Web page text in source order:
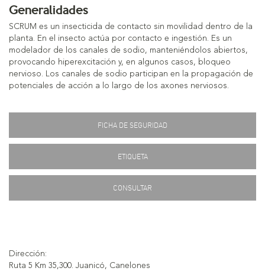
Generalidades
SCRUM es un insecticida de contacto sin movilidad dentro de la
planta. En el insecto actúa por contacto e ingestión. Es un
modelador de los canales de sodio, manteniéndolos abiertos,
provocando hiperexcitación y, en algunos casos, bloqueo
nervioso. Los canales de sodio participan en la propagación de
potenciales de acción a lo largo de los axones nerviosos.
FICHA DE SEGURIDAD
ETIQUETA
CONSULTAR
Dirección:
Ruta 5 Km 35,300. Juanicó, Canelones